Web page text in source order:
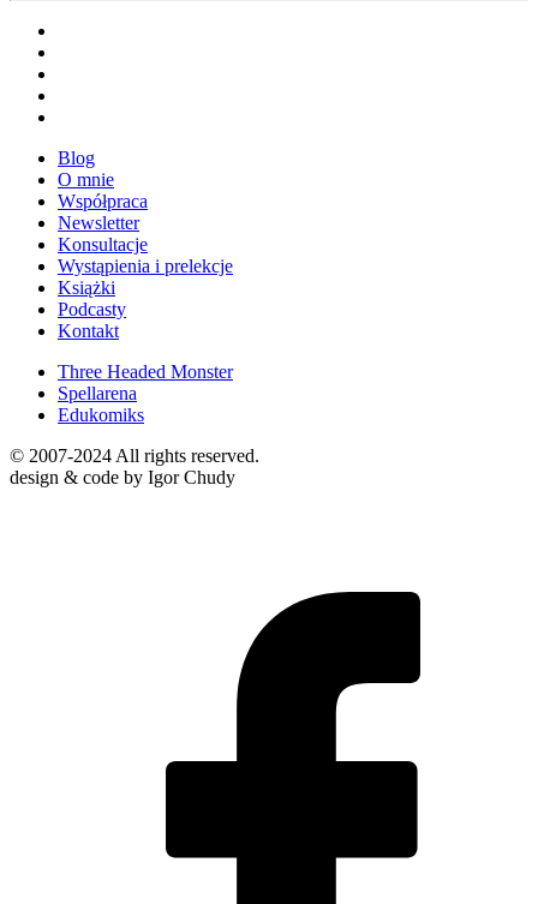
Blog
O mnie
Współpraca
Newsletter
Konsultacje
Wystąpienia i prelekcje
Książki
Podcasty
Kontakt
Three Headed Monster
Spellarena
Edukomiks
© 2007-2024 All rights reserved.
design & code by Igor Chudy